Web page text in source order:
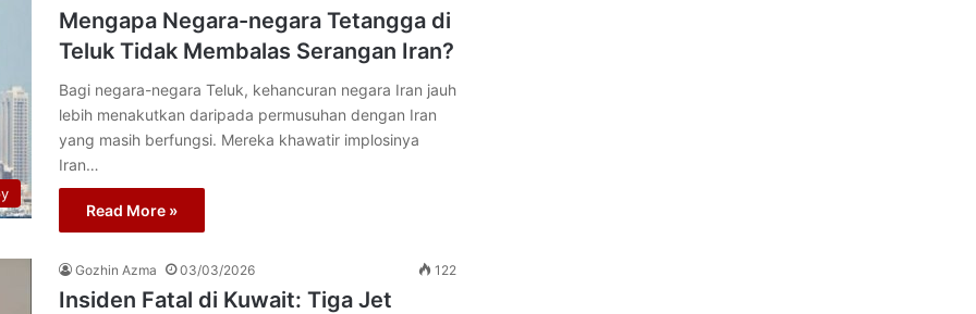
Mengapa Negara-negara Tetangga di
Teluk Tidak Membalas Serangan Iran?
Bagi negara-negara Teluk, kehancuran negara Iran jauh
lebih menakutkan daripada permusuhan dengan Iran
yang masih berfungsi. Mereka khawatir implosinya
Iran…
Read More »
Gozhin Azma 03/03/2026 122
Insiden Fatal di Kuwait: Tiga Jet